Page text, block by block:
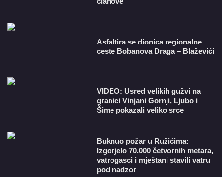
Asfaltira se dionica regionalne
ceste Bobanova Draga – Blaževići
VIDEO: Usred velikih gužvi na
granici Vinjani Gornji, Ljubo i
Šime pokazali veliko srce
Buknuo požar u Ružićima:
Izgorjelo 70.000 četvornih metara,
vatrogasci i mještani stavili vatru
pod nadzor